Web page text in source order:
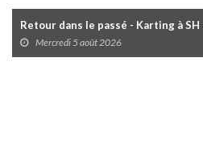
Retour dans le passé - Karting à
Mercredi 5 août 2026